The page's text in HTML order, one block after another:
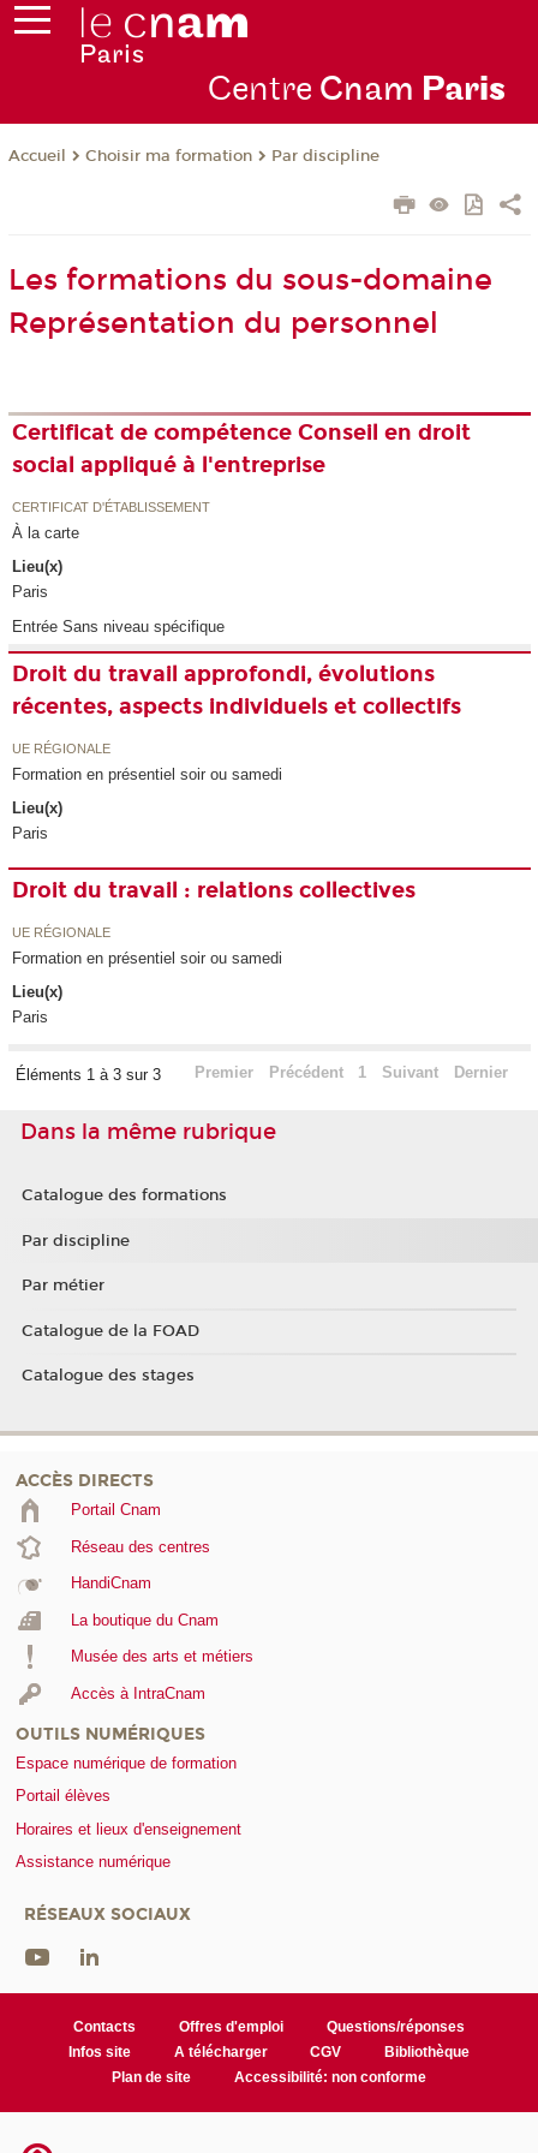
Centre Cnam Paris
Accueil Choisir ma formation Par discipline
Les formations du sous-domaine
Représentation du personnel
Certificat de compétence Conseil en droit
social appliqué à l'entreprise
CERTIFICAT D'ÉTABLISSEMENT
À la carte
Lieu(x)
Paris
Entrée Sans niveau spécifique
Droit du travail approfondi, évolutions
récentes, aspects individuels et collectifs
UE RÉGIONALE
Formation en présentiel soir ou samedi
Lieu(x)
Paris
Droit du travail : relations collectives
UE RÉGIONALE
Formation en présentiel soir ou samedi
Lieu(x)
Paris
Éléments 1 à 3 sur 3 Premier Précédent 1 Suivant Dernier
Dans la même rubrique
Catalogue des formations
Par discipline
Par métier
Catalogue de la FOAD
Catalogue des stages
ACCÈS DIRECTS
Portail Cnam
Réseau des centres
HandiCnam
La boutique du Cnam
Musée des arts et métiers
Accès à IntraCnam
OUTILS NUMÉRIQUES
Espace numérique de formation
Portail élèves
Horaires et lieux d'enseignement
Assistance numérique
RÉSEAUX SOCIAUX
Contacts Offres d'emploi
Questions/réponses
Infos site
A télécharger CGV
Bibliothèque
Plan de site
Accessibilité: non conforme